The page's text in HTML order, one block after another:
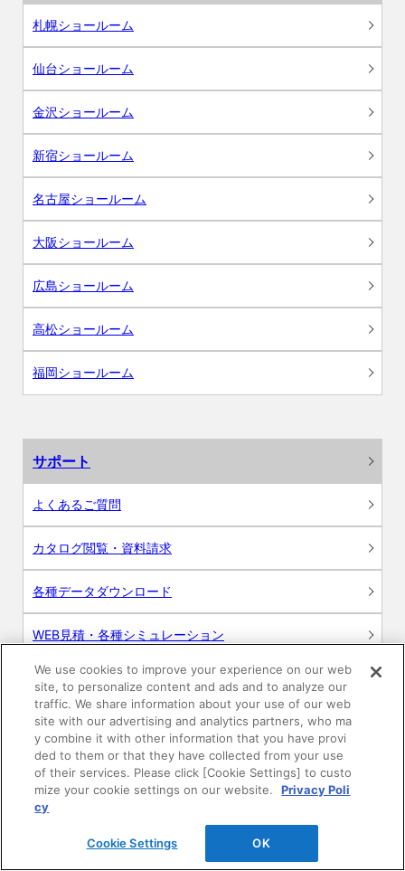
札幌ショールーム
仙台ショールーム
金沢ショールーム
新宿ショールーム
名古屋ショールーム
大阪ショールーム
広島ショールーム
高松ショールーム
福岡ショールーム
サポート
よくあるご質問
カタログ閲覧・資料請求
各種データダウンロード
WEB見積・各種シミュレーション
交換用部品の購入
修理・点検
お問い合わせ
ログイン
建築・設計関係者様向けサイト
We use cookies to improve your experience on our web
site, to personalize content and ads and to analyze our
traffic. We share information about your use of our web
site with our advertising and analytics partners, who ma
y combine it with other information that you have provi
ded to them or that they have collected from your use
of their services. Please click [Cookie Settings] to custo
mize your cookie settings on our website.
Privacy Poli
cy
Cookie Settings OK